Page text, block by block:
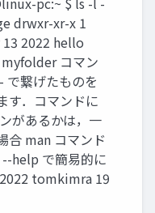
drwxr-xr-x 1
2022 hello
コマン
で繋げたものを
す．コマンドに
があるかは，一
合 man コマンド
help で簡易的に
tomkimra 19